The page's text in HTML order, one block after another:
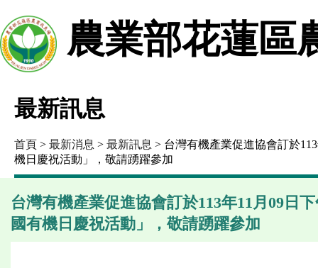
農業部花蓮區
最新訊息
首頁 > 最新消息 > 最新訊息 > 台灣有機產業促進協會訂於
機日慶祝活動」，敬請踴躍參加
台灣有機產業促進協會訂於113年11月09日
國有機日慶祝活動」，敬請踴躍參加